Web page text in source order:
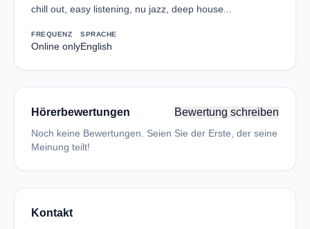
chill out, easy listening, nu jazz, deep house...
FREQUENZ
Online only
SPRACHE
English
Hörerbewertungen Bewertung schreiben
Noch keine Bewertungen. Seien Sie der Erste, der seine
Meinung teilt!
Kontakt